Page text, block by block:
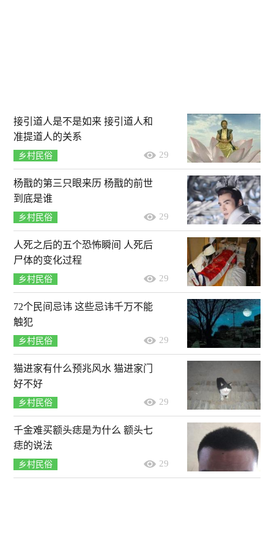
接引道人是不是如来 接引道人和
准提道人的关系
乡村民俗 29
杨戬的第三只眼来历 杨戬的前世
到底是谁
乡村民俗 29
人死之后的五个恐怖瞬间 人死后
尸体的变化过程
乡村民俗 29
72个民间忌讳 这些忌讳千万不能
触犯
乡村民俗 29
猫进家有什么预兆风水 猫进家门
好不好
乡村民俗 29
千金难买额头痣是为什么 额头七
痣的说法
乡村民俗 29